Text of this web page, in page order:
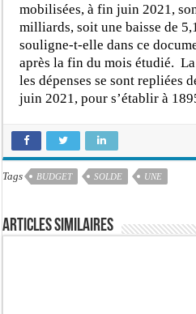
mobilisées, à fin juin 2021,
milliards, soit une baisse de
souligne-t-elle dans ce
après la fin du mois étudié.
les dépenses se sont repliées
juin 2021, pour s’établir à
Tags BUDGET SOLDE UNE
Articles similaires